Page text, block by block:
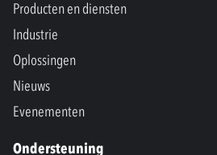
Producten en diensten
Industrie
Oplossingen
Nieuws
Evenementen
Ondersteuning